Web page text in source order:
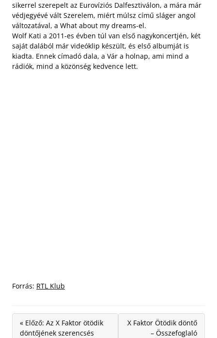
sikerrel szerepelt az Eurovíziós Dalfesztiválon, a mára már
védjegyévé vált Szerelem, miért múlsz című sláger angol
változatával, a What about my dreams-el.
Wolf Kati a 2011-es évben túl van első nagykoncertjén, két
saját dalából már videóklip készült, és első albumját is
kiadta. Ennek címadó dala, a Vár a holnap, ami mind a
rádiók, mind a közönség kedvence lett.
Forrás: RTL Klub
« Előző: Az X Faktor ötödik
döntőjének szerencsés
X Faktor Ötödik döntő
– Összefoglaló